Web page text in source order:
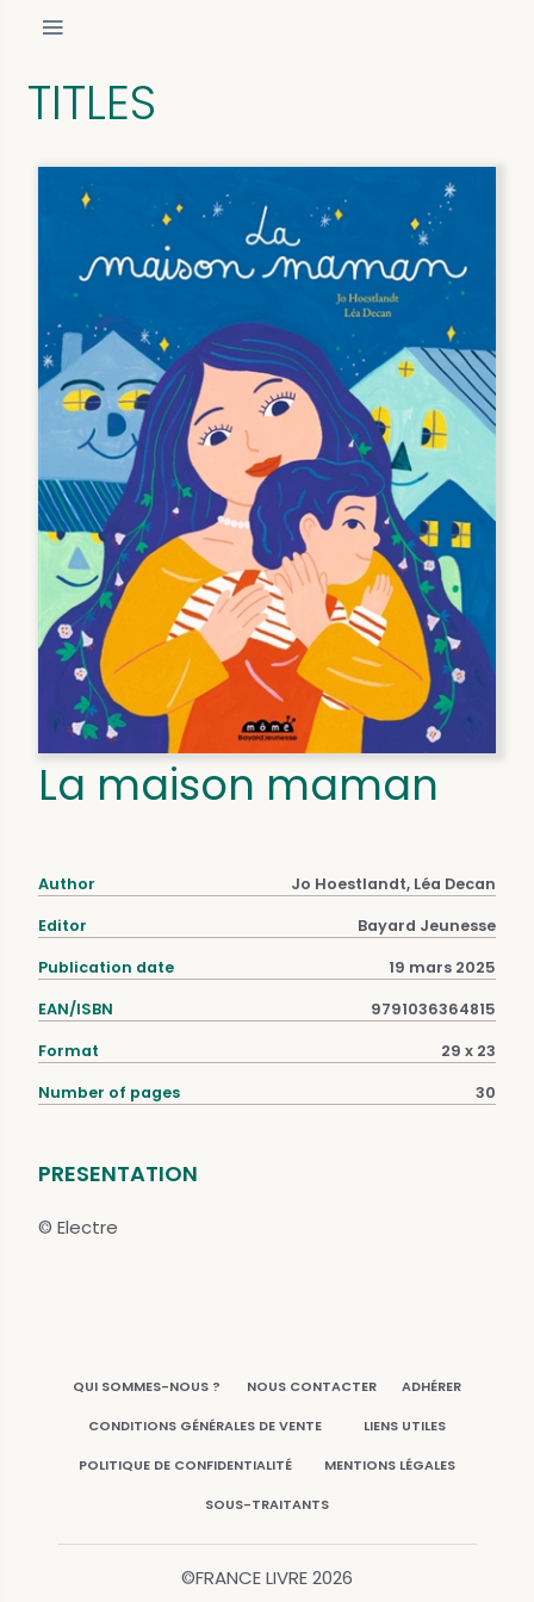
TITLES
La maison maman
Author Jo Hoestlandt, Léa Decan
Editor Bayard Jeunesse
Publication date 19 mars 2025
EAN/ISBN 9791036364815
Format 29 x 23
Number of pages 30
PRESENTATION
© Electre
QUI SOMMES-NOUS ? NOUS CONTACTER ADHÉRER
CONDITIONS GÉNÉRALES DE VENTE LIENS UTILES
POLITIQUE DE CONFIDENTIALITÉ MENTIONS LÉGALES
SOUS-TRAITANTS
©FRANCE LIVRE2026